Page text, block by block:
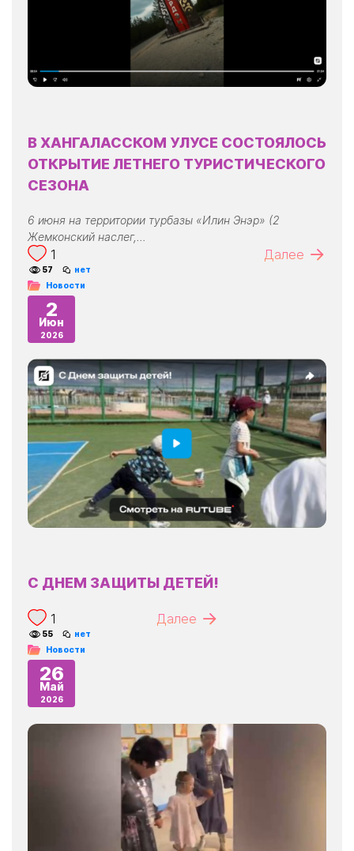
В ХАНГАЛАССКОМ УЛУСЕ СОСТОЯЛОСЬ
ОТКРЫТИЕ ЛЕТНЕГО ТУРИСТИЧЕСКОГО
СЕЗОНА
6 июня на территории турбазы «Илин Энэр» (2
Жемконский наслег,…
1 Далее
57
нет
Новости
2
Июн
2026
С ДНЕМ ЗАЩИТЫ ДЕТЕЙ!
1 Далее
55
нет
Новости
26
Май
2026